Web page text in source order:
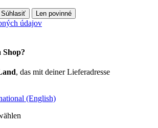
Súhlasiť Len povinné
údajov
, das mit deiner Lieferadresse
(English)